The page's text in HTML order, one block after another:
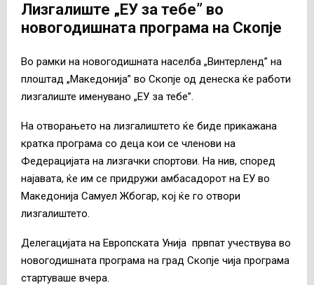
Лизгалиште „ЕУ за тебе” во
новогодишната програма на Скопје
Во рамки на новогодишната населба „Винтерленд” на
плоштад „Македонија” во Скопје од денеска ќе работи
лизгалиште именувано „ЕУ за тебе”.
На отворањето на лизгалиштето ќе биде прикажана
кратка програма со деца кои се членови на
Федерацијата на лизгачки спортови. На нив, според
најавата, ќе им се придружи амбасадорот на ЕУ во
Македонија Самуел Жбогар, кој ќе го отвори
лизгалиштето.
Делегацијата на Европската Унија првпат учествува во
новогодишната програма на град Скопје чија програма
стартуваше вчера.